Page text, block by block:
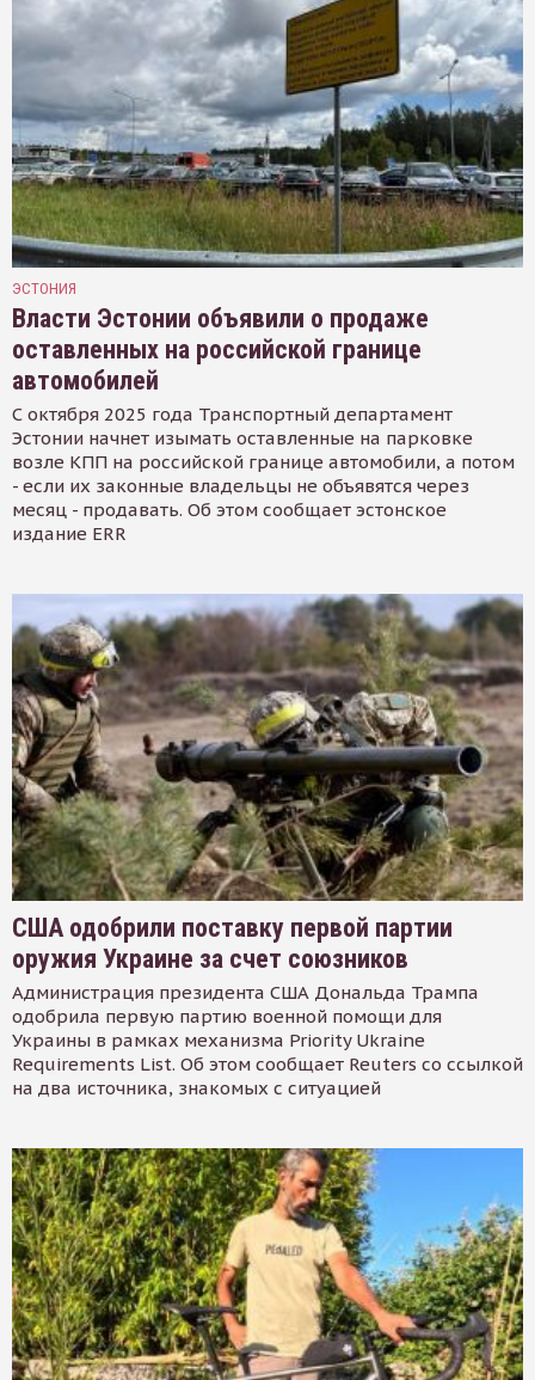
ЭСТОНИЯ
Власти Эстонии объявили о продаже
оставленных на российской границе
автомобилей
С октября 2025 года Транспортный департамент
Эстонии начнет изымать оставленные на парковке
возле КПП на российской границе автомобили, а потом
- если их законные владельцы не объявятся через
месяц - продавать. Об этом сообщает эстонское
издание ERR
США одобрили поставку первой партии
оружия Украине за счет союзников
Администрация президента США Дональда Трампа
одобрила первую партию военной помощи для
Украины в рамках механизма Priority Ukraine
Requirements List. Об этом сообщает Reuters со ссылкой
на два источника, знакомых с ситуацией